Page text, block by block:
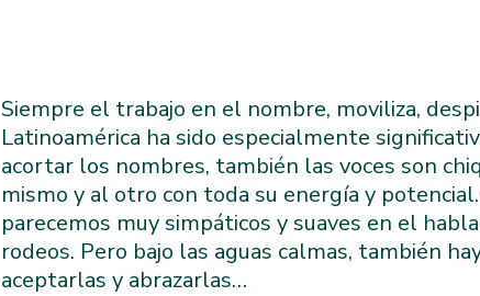
Siempre el trabajo en el nombre, moviliza,
Latinoamérica ha sido especialmente
acortar los nombres, también las voces son
mismo y al otro con toda su energía y
parecemos muy simpáticos y suaves en el
rodeos. Pero bajo las aguas calmas, también
aceptarlas y abrazarlas…